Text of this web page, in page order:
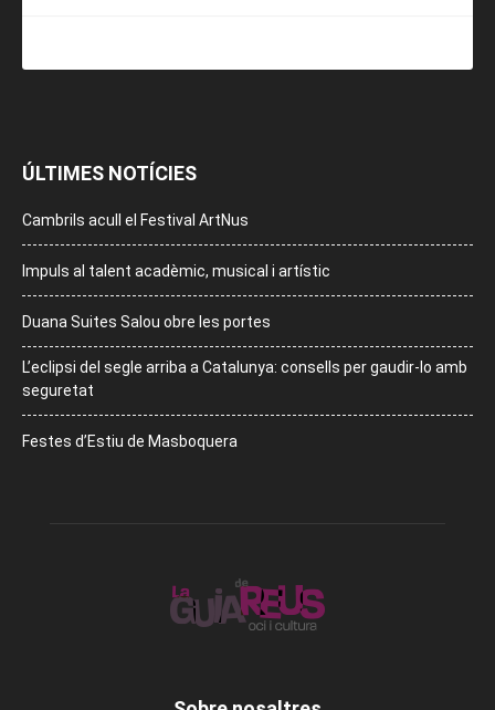
ÚLTIMES NOTÍCIES
Cambrils acull el Festival ArtNus
Impuls al talent acadèmic, musical i artístic
Duana Suites Salou obre les portes
L’eclipsi del segle arriba a Catalunya: consells per gaudir-lo amb
seguretat
Festes d’Estiu de Masboquera